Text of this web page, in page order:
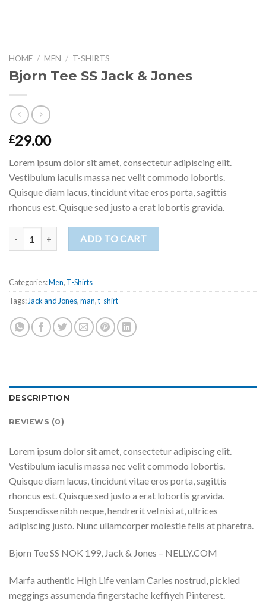
HOME / MEN / T-SHIRTS
Bjorn Tee SS Jack & Jones
£29.00
Lorem ipsum dolor sit amet, consectetur adipiscing elit.
Vestibulum iaculis massa nec velit commodo lobortis.
Quisque diam lacus, tincidunt vitae eros porta, sagittis
rhoncus est. Quisque sed justo a erat lobortis gravida.
Bjorn Tee SS Jack & Jones quantity
ADD TO CART
Categories:Men, T-Shirts
Tags: Jack and Jones,man,t-shirt
DESCRIPTION
REVIEWS (0)
Lorem ipsum dolor sit amet, consectetur adipiscing elit.
Vestibulum iaculis massa nec velit commodo lobortis.
Quisque diam lacus, tincidunt vitae eros porta, sagittis
rhoncus est. Quisque sed justo a erat lobortis gravida.
Suspendisse nibh neque, hendrerit vel nisi at, ultrices
adipiscing justo. Nunc ullamcorper molestie felis at pharetra.
Bjorn Tee SS NOK 199, Jack & Jones – NELLY.COM
Marfa authentic High Life veniam Carles nostrud, pickled
meggings assumenda fingerstache keffiyeh Pinterest.